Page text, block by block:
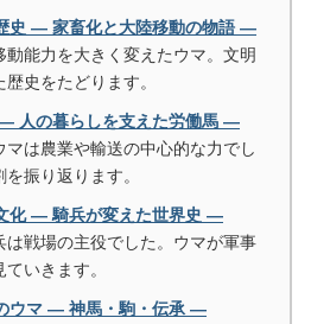
史 ― 家畜化と大陸移動の物語 ―
能力を大きく変えたウマ。文明
史をたどります。
人の暮らしを支えた労働馬 ―
は農業や輸送の中心的な力でし
振り返ります。
化 ― 騎兵が変えた世界史 ―
戦場の主役でした。ウマが軍事
いきます。
ウマ ― 神馬・駒・伝承 ―